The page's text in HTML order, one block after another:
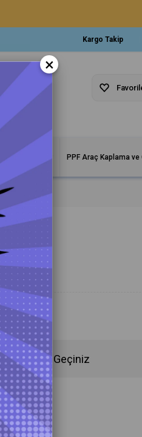
Kargo Takip
ve Makineler PPF Araç Kaplama ve
mm
İletişime Geçiniz
×